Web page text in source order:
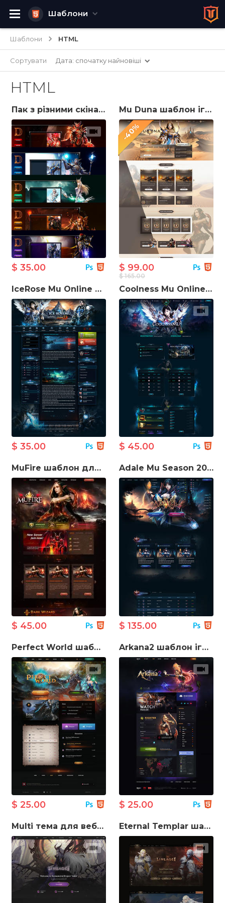
Шаблони
Шаблони HTML
Сортувати Дата: спочатку найновіші
HTML
Пак з різними скінами для лаунчеру серверу MU
$ 35.00
-40%
Mu Duna шаблон ігрового сайту
$ 165.00
$ 99.00
IceRose Mu Online Game Template
$ 35.00
Coolness Mu Online шаблон ігрового сайту
$ 45.00
MuFire шаблон для створення ігрового сайту
$ 45.00
Adale Mu Season 20 шаблон для створення ігрового сайту
$ 135.00
Perfect World шаблон веб-сайту
$ 25.00
Arkana2 шаблон ігрового сайту
$ 25.00
Multi тема для веб-сайту гри Lineage Eternal Templar шаблон ігрового сайту